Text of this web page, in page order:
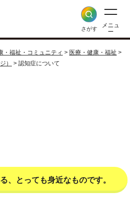
さがす
メニュ
ー
・福祉・コミュニティ > 医療・健康・福祉 >
）
> 認知症について
、とっても身近なものです。